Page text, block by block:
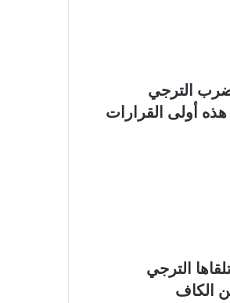
الترجي
أولى القرارات
الترجي
الكاف